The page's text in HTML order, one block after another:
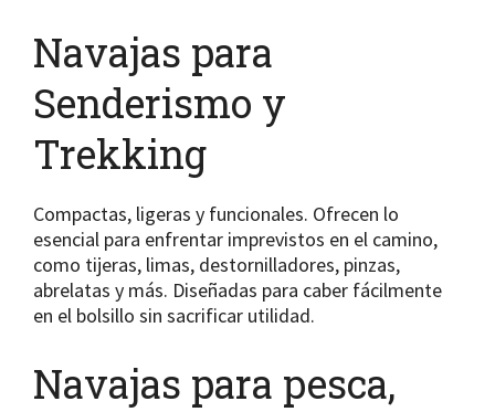
Navajas para
Senderismo y
Trekking
Compactas, ligeras y funcionales. Ofrecen lo
esencial para enfrentar imprevistos en el camino,
como tijeras, limas, destornilladores, pinzas,
abrelatas y más. Diseñadas para caber fácilmente
en el bolsillo sin sacrificar utilidad.
Navajas para pesca,